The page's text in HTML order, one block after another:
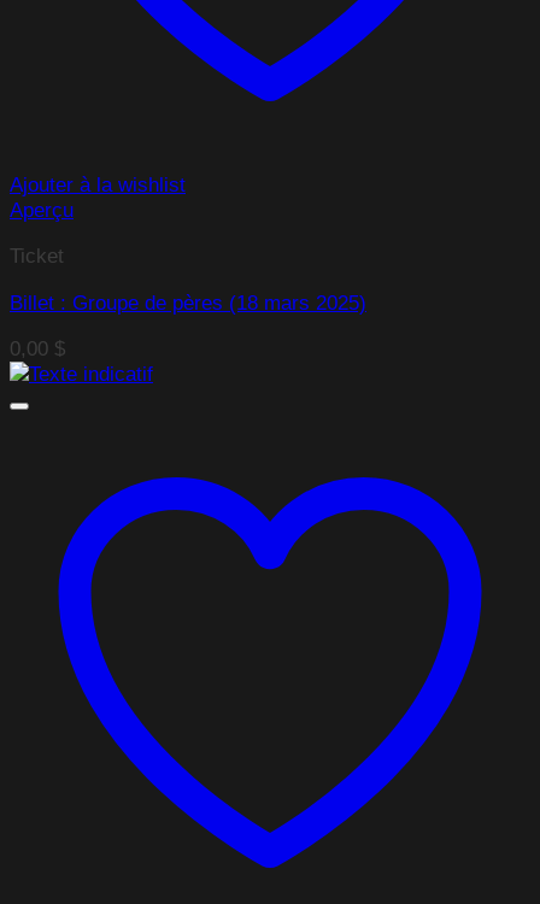
Ajouter à la wishlist
Aperçu
Ticket
Billet : Groupe de pères (18 mars 2025)
0,00 $